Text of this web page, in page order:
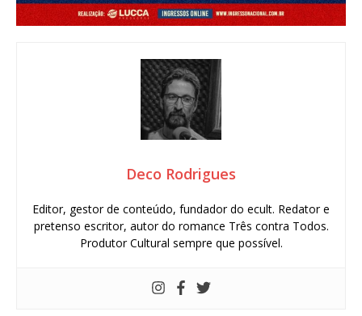
Deco Rodrigues
Editor, gestor de conteúdo, fundador do ecult. Redator e
pretenso escritor, autor do romance Três contra Todos.
Produtor Cultural sempre que possível.